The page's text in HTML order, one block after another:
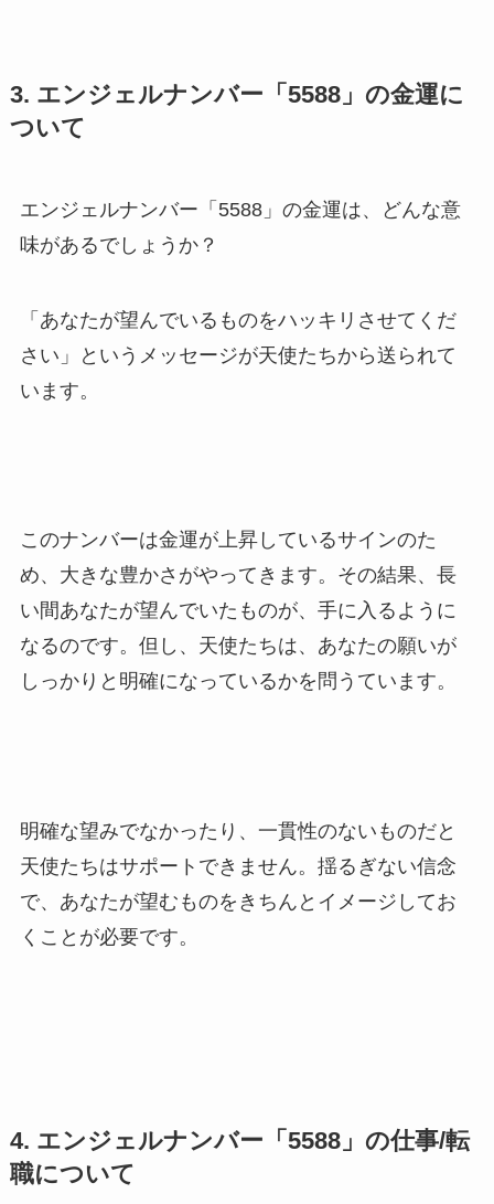
3. エンジェルナンバー「5588」の金運に
ついて
エンジェルナンバー「5588」の金運は、どんな意
味があるでしょうか？
「あなたが望んでいるものをハッキリさせてくだ
さい」というメッセージが天使たちから送られて
います。
このナンバーは金運が上昇しているサインのた
め、大きな豊かさがやってきます。その結果、長
い間あなたが望んでいたものが、手に入るように
なるのです。但し、天使たちは、あなたの願いが
しっかりと明確になっているかを問うています。
明確な望みでなかったり、一貫性のないものだと
天使たちはサポートできません。揺るぎない信念
で、あなたが望むものをきちんとイメージしてお
くことが必要です。
4. エンジェルナンバー「5588」の仕事/転
職について